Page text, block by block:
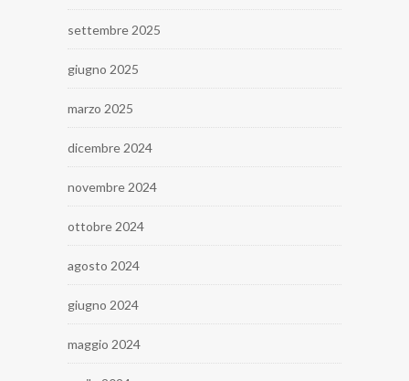
settembre 2025
giugno 2025
marzo 2025
dicembre 2024
novembre 2024
ottobre 2024
agosto 2024
giugno 2024
maggio 2024